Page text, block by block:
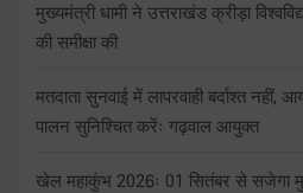
मुख्यमंत्री धामी ने उत्तराखंड क्रीड़ा
की समीक्षा की
मतदाता सुनवाई में लापरवाही बर्दाश्त नहीं,
पालन सुनिश्चित करेंः गढ़वाल आयुक्त
खेल महाकुंभ 2026ः 01 सितंबर से सजेगा